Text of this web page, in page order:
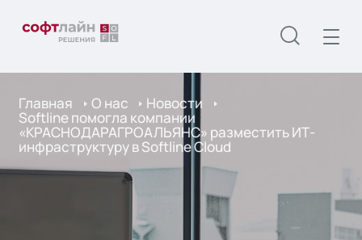
Главная О нас Новости
Softline помогла компании
«КРАСНОДАРАГРОАЛЬЯНС» разместить ИТ-
инфраструктуру в Softline Cloud